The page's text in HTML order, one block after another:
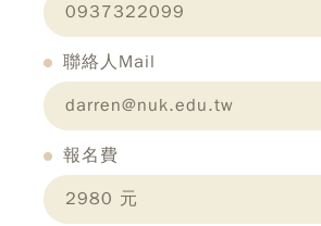
0937322099
聯絡人Mail
darren@nuk.edu.tw
報名費
2980 元